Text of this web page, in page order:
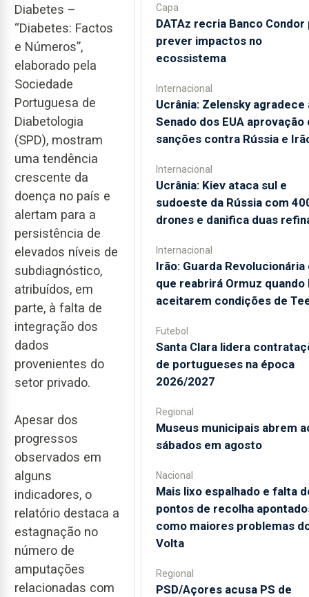
Diabetes –
“Diabetes: Factos
e Números”,
elaborado pela
Sociedade
Portuguesa de
Diabetologia
(SPD), mostram
uma tendência
crescente da
doença no país e
alertam para a
persistência de
elevados níveis de
subdiagnóstico,
atribuídos, em
parte, à falta de
integração dos
dados
provenientes do
setor privado.
Apesar dos
progressos
observados em
alguns
indicadores, o
relatório destaca a
estagnação no
número de
amputações
relacionadas com
Capa
DATAz recria Banco Condor
prever impactos no
ecossistema
Internacional
Ucrânia: Zelensky agradece
Senado dos EUA aprovação
sanções contra Rússia e
Internacional
Ucrânia: Kiev ataca sul e
sudoeste da Rússia com
drones e danifica duas
Internacional
Irão: Guarda Revolucionária
que reabrirá Ormuz quando
aceitarem condições de
Futebol
Santa Clara lidera
de portugueses na época
2026/2027
Regional
Museus municipais abrem
sábados em agosto
Nacional
Mais lixo espalhado e falta
pontos de recolha
como maiores problemas
Volta
Regional
PSD/Açores acusa PS de